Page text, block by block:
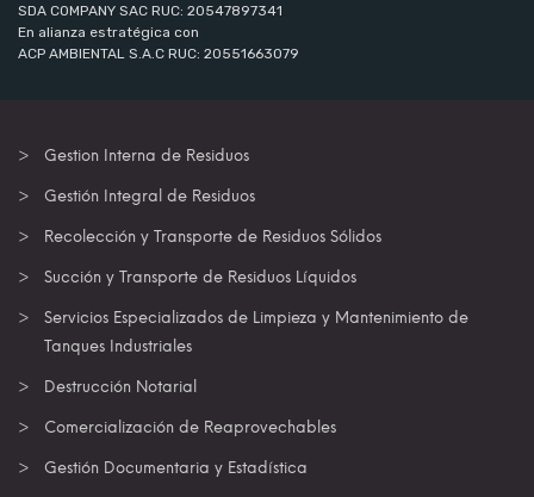
SDA COMPANY SAC RUC: 20547897341
En alianza estratégica con
ACP AMBIENTAL S.A.C RUC: 20551663079
Gestion Interna de Residuos
Gestión Integral de Residuos
Recolección y Transporte de Residuos Sólidos
Succión y Transporte de Residuos Líquidos
Servicios Especializados de Limpieza y Mantenimiento de
Tanques Industriales
Destrucción Notarial
Comercialización de Reaprovechables
Gestión Documentaria y Estadística